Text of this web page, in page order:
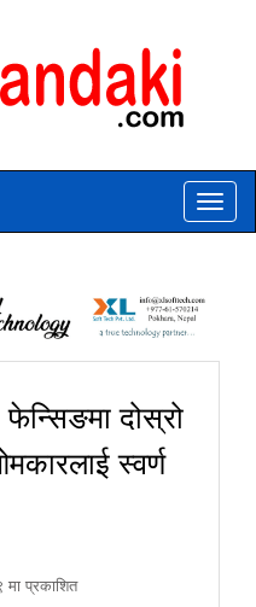
Toggle
दोस्रो
स्वर्ण
प्रकाशित